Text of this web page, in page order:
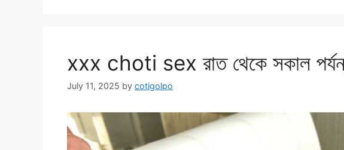
xxx choti sex রাত থেকে সকাল
July 11, 2025 by cotigolpo